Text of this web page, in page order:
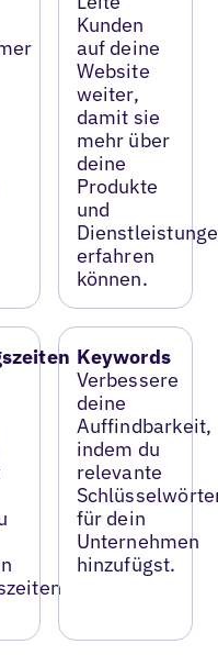
Kunden
auf deine
Website
weiter,
damit sie
mehr über
deine
Produkte
und
erfahren
können.
Keywords
Verbessere
deine
Auffindbarkeit,
indem du
relevante
für dein
Unternehmen
hinzufügst.